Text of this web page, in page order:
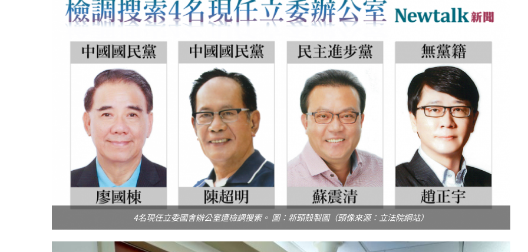
4名現任立委國會辦公室遭檢調搜索。 圖：新頭殼製圖（頭像來源：立法院網站）
哈馬斯引爆遠超4...
2023 年 11 月 月 25 日
【國際】路透：德...
2022 年 1 月 月 22 日